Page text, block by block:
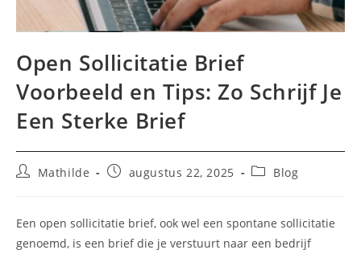
Open Sollicitatie Brief
Voorbeeld en Tips: Zo Schrijf Je
Een Sterke Brief
BerichtMathilde
Berichtaugustus 22, 2025 Berichtcategorie:
Blog
Een open sollicitatie brief, ook wel een spontane sollicitatie
genoemd, is een brief die je verstuurt naar een bedrijf